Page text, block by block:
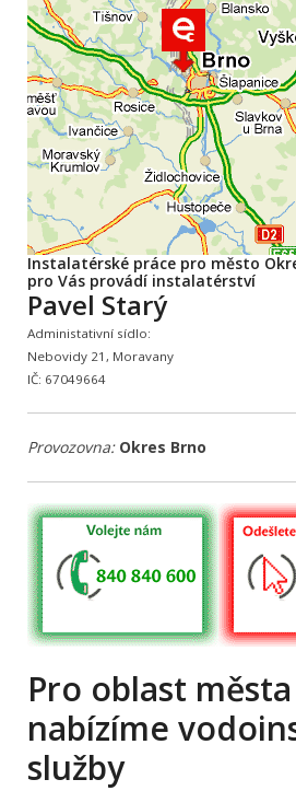
Instalatérské práce pro město
pro Vás provádí instalatérství
Pavel Starý
Administativní sídlo:
Nebovidy 21, Moravany
IČ: 67049664
Provozovna: Okres Brno
Pro oblast
nabízíme
služby